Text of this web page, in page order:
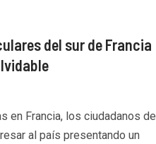
del sur de Francia
en Francia, los ciudadanos de
al país presentando un